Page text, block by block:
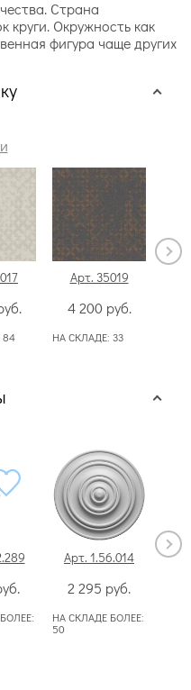
Страна
круги. Окружность как
фигура чаще других
84
Арт. 35019
4 200 руб.
НА СКЛАДЕ: 33
Арт. 1.56.014
2 295 руб.
НА СКЛАДЕ БОЛЕЕ:
50